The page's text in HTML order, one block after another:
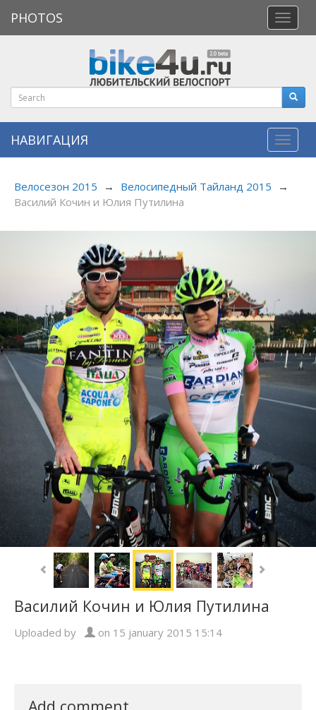
меню
PHOTOS
НАВИГАЦИЯ
Велосезон 2015 → Велосипедный Тайланд 2015
→
Василий Кочин и Юлия Путилина
Василий Кочин и Юлия Путилина
Uploaded by on 15 january 2015 15:14